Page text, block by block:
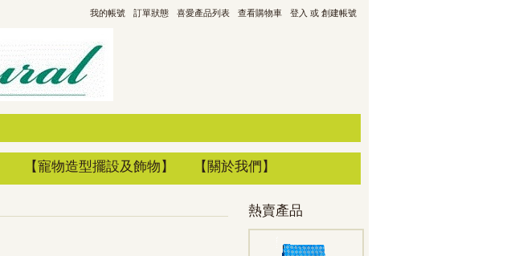
我的帳號 訂單狀態 喜愛產品列表 查看購物車 登入 或 創建帳號
【寵物造型擺設及飾物】 【關於我們】
熱賣產品